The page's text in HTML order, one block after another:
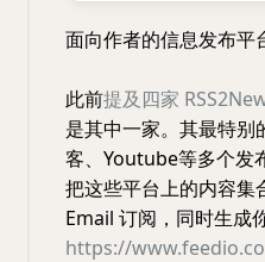
面向作者的信息发布平
此前提及四家
是其中一家。其最特别
客、Youtube等多个发
把这些平台上的内容集
Email 订阅，同时生成
https://